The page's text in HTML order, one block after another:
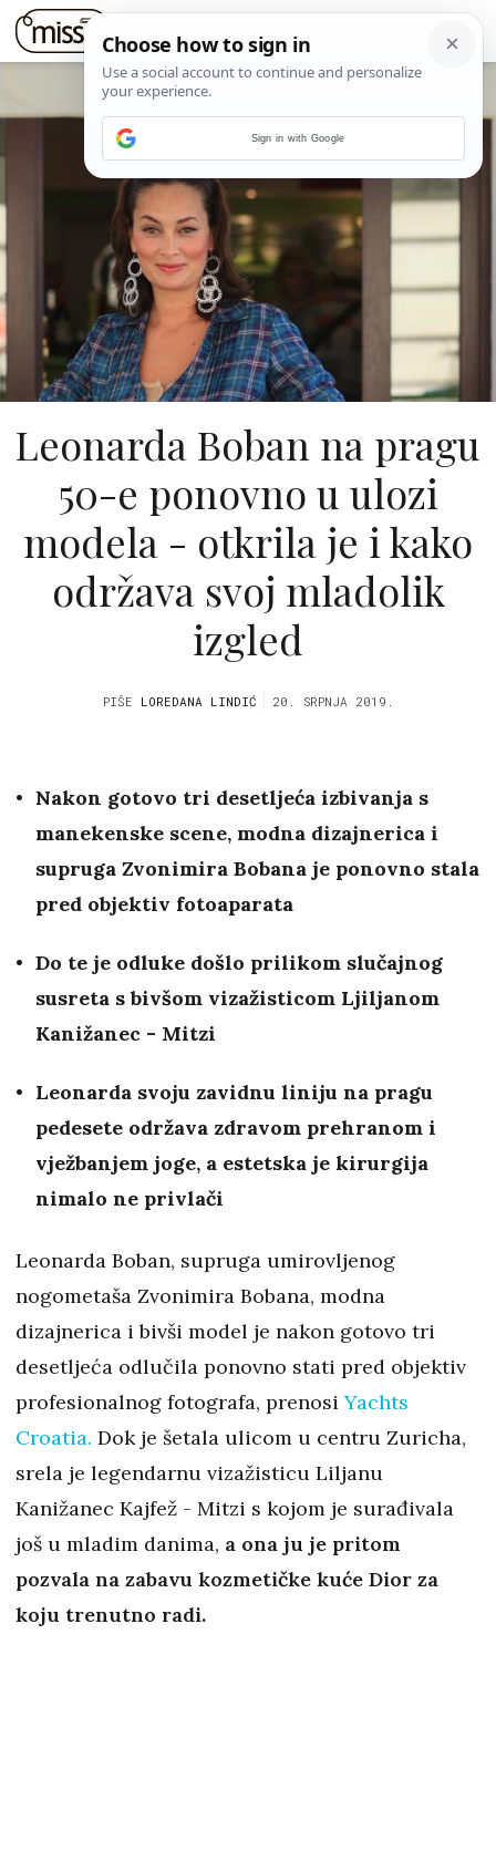
Leonarda Boban na pragu
50-e ponovno u ulozi
modela - otkrila je i kako
održava svoj mladolik
izgled
PIŠE LOREDANA LINDIĆ 20. SRPNJA 2019.
Nakon gotovo tri desetljeća izbivanja s
manekenske scene, modna dizajnerica i
supruga Zvonimira Bobana je ponovno stala
pred objektiv fotoaparata
Do te je odluke došlo prilikom slučajnog
susreta s bivšom vizažisticom Ljiljanom
Kanižanec - Mitzi
Leonarda svoju zavidnu liniju na pragu
pedesete održava zdravom prehranom i
vježbanjem joge, a estetska je kirurgija
nimalo ne privlači
Leonarda Boban, supruga umirovljenog
nogometaša Zvonimira Bobana, modna
dizajnerica i bivši model je nakon gotovo tri
desetljeća odlučila ponovno stati pred objektiv
profesionalnog fotografa, prenosiYachts
Croatia. Dok je šetala ulicom u centru Zuricha,
srela je legendarnu vizažisticu Liljanu
Kanižanec Kajfež - Mitzi s kojom je surađivala
još u mladim danima, a ona ju je pritom
pozvala na zabavu kozmetičke kuće Dior za
koju trenutno radi.
Sign in with Google